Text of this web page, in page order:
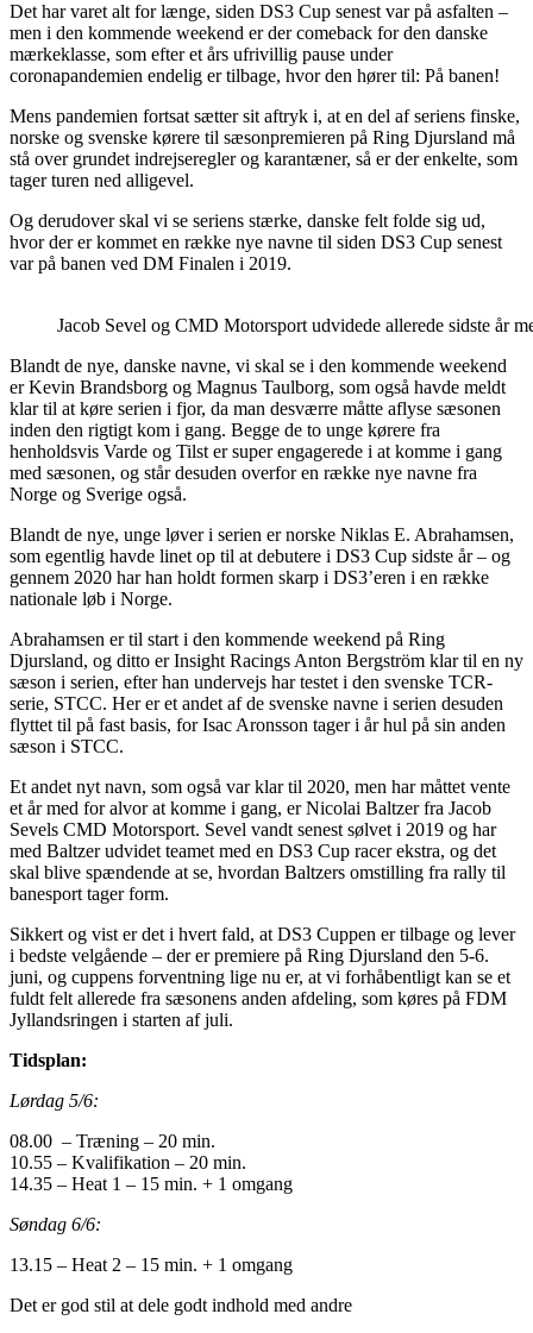
Det har varet alt for længe, siden DS3 Cup senest var på asfalten –
men i den kommende weekend er der comeback for den danske
mærkeklasse, som efter et års ufrivillig pause under
coronapandemien endelig er tilbage, hvor den hører til: På banen!
Mens pandemien fortsat sætter sit aftryk i, at en del af seriens finske,
norske og svenske kørere til sæsonpremieren på Ring Djursland må
stå over grundet indrejseregler og karantæner, så er der enkelte, som
tager turen ned alligevel.
Og derudover skal vi se seriens stærke, danske felt folde sig ud,
hvor der er kommet en række nye navne til siden DS3 Cup senest
var på banen ved DM Finalen i 2019.
Jacob Sevel og CMD Motorsport udvidede allerede sidste år
Blandt de nye, danske navne, vi skal se i den kommende weekend
er Kevin Brandsborg og Magnus Taulborg, som også havde meldt
klar til at køre serien i fjor, da man desværre måtte aflyse sæsonen
inden den rigtigt kom i gang. Begge de to unge kørere fra
henholdsvis Varde og Tilst er super engagerede i at komme i gang
med sæsonen, og står desuden overfor en række nye navne fra
Norge og Sverige også.
Blandt de nye, unge løver i serien er norske Niklas E. Abrahamsen,
som egentlig havde linet op til at debutere i DS3 Cup sidste år – og
gennem 2020 har han holdt formen skarp i DS3’eren i en række
nationale løb i Norge.
Abrahamsen er til start i den kommende weekend på Ring
Djursland, og ditto er Insight Racings Anton Bergström klar til en ny
sæson i serien, efter han undervejs har testet i den svenske TCR-
serie, STCC. Her er et andet af de svenske navne i serien desuden
flyttet til på fast basis, for Isac Aronsson tager i år hul på sin anden
sæson i STCC.
Et andet nyt navn, som også var klar til 2020, men har måttet vente
et år med for alvor at komme i gang, er Nicolai Baltzer fra Jacob
Sevels CMD Motorsport. Sevel vandt senest sølvet i 2019 og har
med Baltzer udvidet teamet med en DS3 Cup racer ekstra, og det
skal blive spændende at se, hvordan Baltzers omstilling fra rally til
banesport tager form.
Sikkert og vist er det i hvert fald, at DS3 Cuppen er tilbage og lever
i bedste velgående – der er premiere på Ring Djursland den 5-6.
juni, og cuppens forventning lige nu er, at vi forhåbentligt kan se et
fuldt felt allerede fra sæsonens anden afdeling, som køres på FDM
Jyllandsringen i starten af juli.
Tidsplan:
Lørdag 5/6:
08.00 – Træning – 20 min.
10.55 – Kvalifikation – 20 min.
14.35 – Heat 1 – 15 min. + 1 omgang
Søndag 6/6:
13.15 – Heat 2 – 15 min. + 1 omgang
Det er god stil at dele godt indhold med andre